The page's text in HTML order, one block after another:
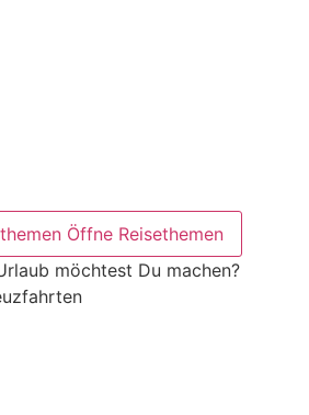
Öffne Reisethemen
möchtest Du machen?